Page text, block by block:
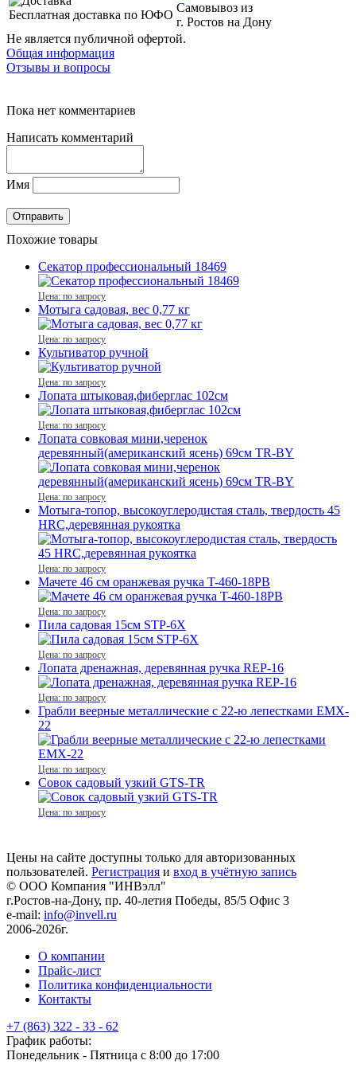
Бесплатная доставка по ЮФО
Самовывоз из
г. Ростов на Дону
Не является публичной офертой.
Общая информация
Отзывы и вопросы
Пока нет комментариев
Написать комментарий
Имя
Похожие товары
Секатор профессиональный 18469
Цена: по запросу
Мотыга садовая, вес 0,77 кг
Цена: по запросу
Культиватор ручной
Цена: по запросу
Лопата штыковая,фиберглас 102см
Цена: по запросу
Лопата совковая мини,черенок
деревянный(американский ясень) 69см TR-BY
Цена: по запросу
Мотыга-топор, высокоуглеродистая сталь, твердость 45
HRC,деревянная рукоятка
Цена: по запросу
Мачете 46 см оранжевая ручка T-460-18PB
Цена: по запросу
Пила садовая 15см STP-6X
Цена: по запросу
Лопата дренажная, деревянная ручка REР-16
Цена: по запросу
Грабли веерные металлические с 22-ю лепестками EMX-
22
Цена: по запросу
Совок садовый узкий GTS-TR
Цена: по запросу
Цены на сайте доступны только для авторизованных
пользователей. Регистрация и вход в учётную запись
© ООО Компания "ИНВэлл"
г.Ростов-на-Дону, пр. 40-летия Победы, 85/5 Офис 3
e-mail: info@invell.ru
2006-2026г.
О компании
Прайс-лист
Политика конфиденциальности
Контакты
+7 (863) 322 - 33 - 62
График работы:
Понедельник - Пятница с 8:00 до 17:00